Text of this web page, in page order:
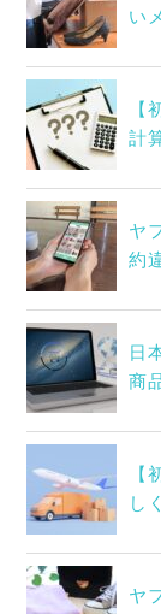
い
【
計
ヤ
約
日
商
【
し
ヤ